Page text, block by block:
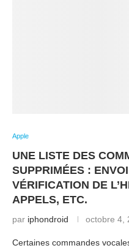
Apple
UNE LISTE DES
SUPPRIMÉES :
VÉRIFICATION DE
APPELS, ETC.
par iphondroid octobre 4,
Certaines commandes